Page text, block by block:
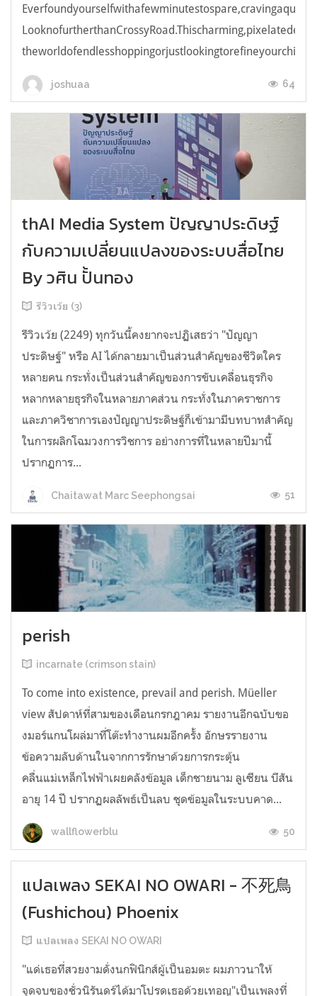
joshuaa 64
thAI Media System ปัญญาประดิษฐ์
กับความเปลี่ยนแปลงของระบบสื่อไทย
By วศิน ปั้นทอง
รีวิวเว้ย (3)
รีวิวเว้ย (2249) ทุกวันนี้คงยากจะปฏิเสธว่า "ปัญญา
ประดิษฐ์" หรือ AI ได้กลายมาเป็นส่วนสำคัญของชีวิตใคร
หลายคน กระทั่งเป็นส่วนสำคัญของการขับเคลื่อนธุรกิจ
หลากหลายธุรกิจในหลายภาคส่วน กระทั่งในภาคราชการ
และภาควิชาการเองปัญญาประดิษฐ์ก็เข้ามามีบทบาทสำคัญ
ในการผลิกโฉมวงการวิชการ อย่างการที่ในหลายปีมานี้
ปรากฏการ...
Chaitawat Marc Seephongsai 51
perish
incarnate (crimson stain)
To come into existence, prevail and perish. Müeller
view สัปดาห์ที่สามของเดือนกรกฎาคม รายงานอีกฉบับขอ
งมอร์แกนโผล่มาที่โต๊ะทำงานผมอีกครั้ง อักษรรายงาน
ข้อความลับด้านในจากการรักษาด้วยการกระตุ้น
คลื่นแม่เหล็กไฟฟ้าเผยคลังข้อมูล เด็กชายนาม ลูเซียน บีสัน
อายุ 14 ปี ปรากฏผลลัพธ์เป็นลบ ชุดข้อมูลในระบบคาด...
wallflowerblu 50
แปลเพลง SEKAI NO OWARI - 不死鳥
(Fushichou) Phoenix
แปลเพลง SEKAI NO OWARI
"แด่เธอที่สวยงามดั่งนกฟินิกส์ผู้เป็นอมตะ ผมภาวนาให้
จุดจบของชั่วนิรันดร์ได้มาโปรดเธอด้วยเทอญ"เป็นเพลงที่